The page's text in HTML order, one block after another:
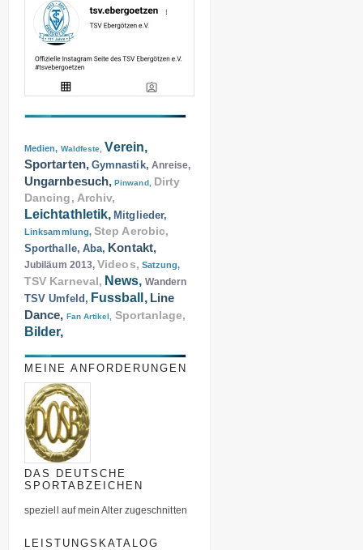
Medien, Waldfeste, Verein,
Sportarten, Gymnastik, Anreise,
Ungarnbesuch, Pinwand,
Dirty
Dancing, Archiv,
Leichtathletik, Mitglieder,
Linksammlung, Step Aerobic,
Sporthalle, Aba, Kontakt,
Jubiläum 2013, Videos, Satzung,
TSV Karneval, News, Wandern
TSV Umfeld, Fussball, Line
Dance, Fan Artikel, Sportanlage,
Bilder,
MEINE ANFORDERUNGEN
DAS DEUTSCHE
SPORTABZEICHEN
speziell auf mein Alter zugeschnitten
LEISTUNGSKATALOG